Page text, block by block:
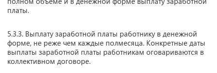
платы.
5.3.3. Выплату заработной платы работнику в денежной
форме, не реже чем каждые полмесяца. Конкретные даты
выплаты заработной платы работникам оговариваются в
коллективном договоре.